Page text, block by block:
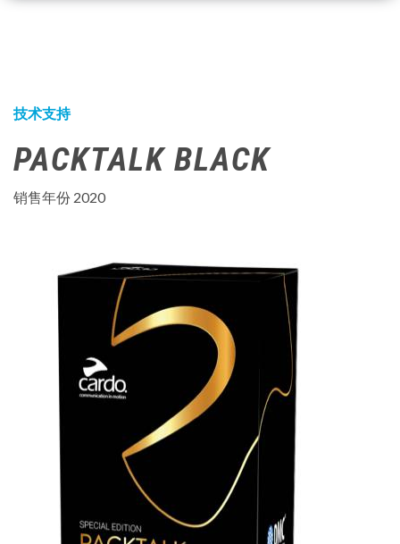
技术支持
PACKTALK BLACK
销售年份 2020